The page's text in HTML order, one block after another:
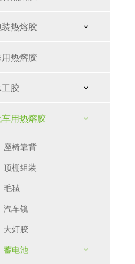
热熔胶
用热熔胶
工胶
用热熔胶
座椅靠背
顶棚组装
毛毡
汽车镜
大灯胶
蓄电池